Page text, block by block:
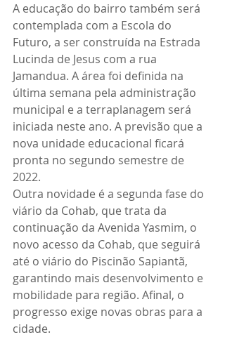
A educação do bairro também será
contemplada com a Escola do
Futuro, a ser construída na Estrada
Lucinda de Jesus com a rua
Jamandua. A área foi definida na
última semana pela administração
municipal e a terraplanagem será
iniciada neste ano. A previsão que a
nova unidade educacional ficará
pronta no segundo semestre de
2022.
Outra novidade é a segunda fase do
viário da Cohab, que trata da
continuação da Avenida Yasmim, o
novo acesso da Cohab, que seguirá
até o viário do Piscinão Sapiantã,
garantindo mais desenvolvimento e
mobilidade para região. Afinal, o
progresso exige novas obras para a
cidade.